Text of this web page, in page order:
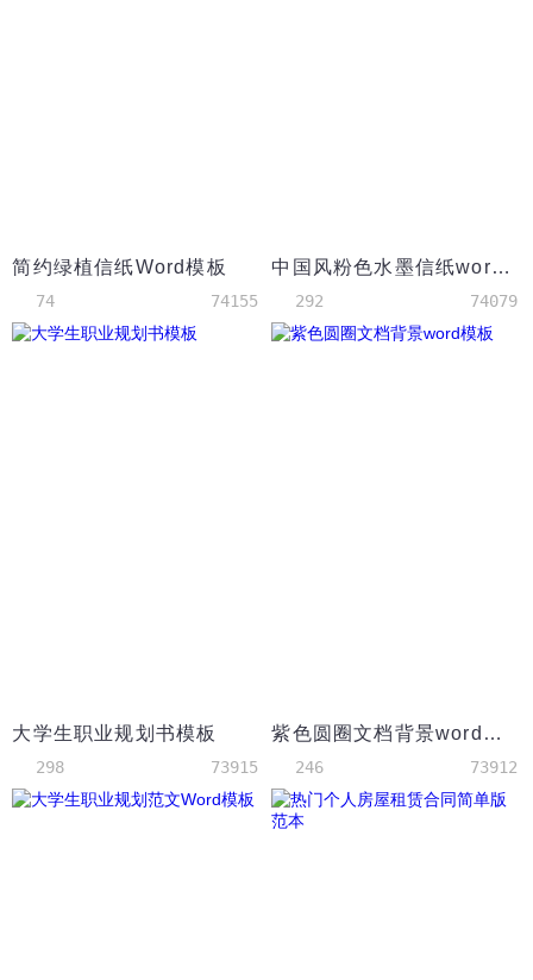
简约绿植信纸Word模板
74 74155
中国风粉色水墨信纸word背景
292 74079
大学生职业规划书模板
298 73915
紫色圆圈文档背景word模板
246 73912